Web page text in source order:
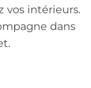
vos intérieurs.
dans